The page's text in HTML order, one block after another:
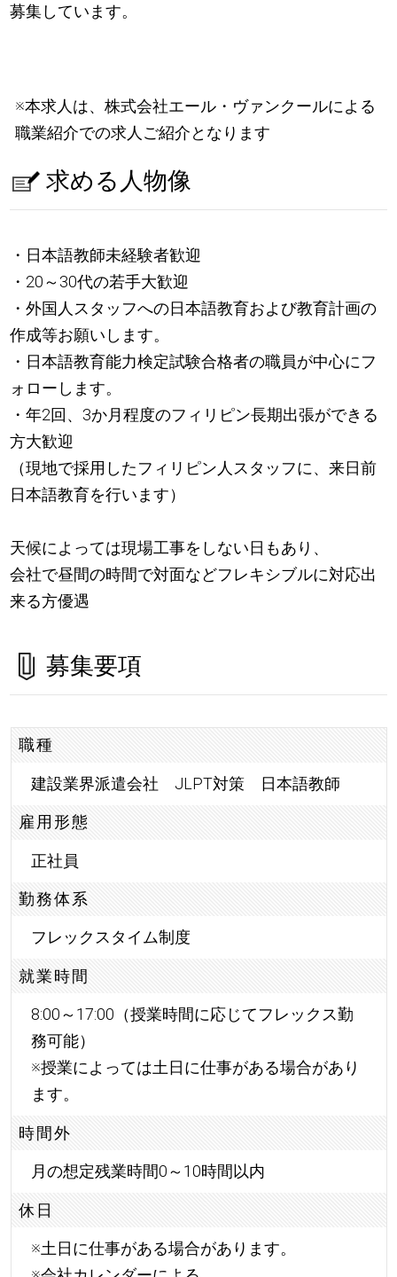
募集しています。
※本求人は、株式会社エール・ヴァンクールによる
職業紹介での求人ご紹介となります
求める人物像
・日本語教師未経験者歓迎
・20～30代の若手大歓迎
・外国人スタッフへの日本語教育および教育計画の
作成等お願いします。
・日本語教育能力検定試験合格者の職員が中心にフ
ォローします。
・年2回、3か月程度のフィリピン長期出張ができる
方大歓迎
（現地で採用したフィリピン人スタッフに、来日前
日本語教育を行います）
天候によっては現場工事をしない日もあり、
会社で昼間の時間で対面などフレキシブルに対応出
来る方優遇
募集要項
職種
建設業界派遣会社 JLPT対策 日本語教師
雇用形態
正社員
勤務体系
フレックスタイム制度
就業時間
8:00～17:00（授業時間に応じてフレックス勤
務可能）
※授業によっては土日に仕事がある場合があり
ます。
時間外
月の想定残業時間0～10時間以内
休日
※土日に仕事がある場合があります。